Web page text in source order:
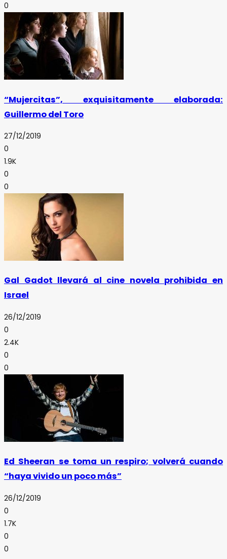
0
“Mujercitas”, exquisitamente elaborada:
Guillermo del Toro
27/12/2019
0
1.9K
0
0
Gal Gadot llevará al cine novela prohibida en
Israel
26/12/2019
0
2.4K
0
0
Ed Sheeran se toma un respiro; volverá cuando
“haya vivido un poco más”
26/12/2019
0
1.7K
0
0